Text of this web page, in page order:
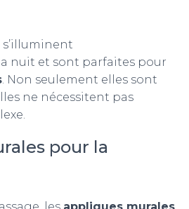
s’illuminent
nuit et sont parfaites pour
. Non seulement elles sont
ne nécessitent pas
pour la
les appliques murales